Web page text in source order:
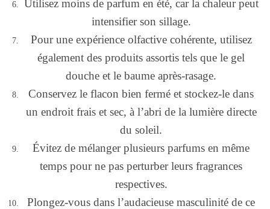
Utilisez moins de parfum en été, car la chaleur peut
intensifier son sillage.
Pour une expérience olfactive cohérente, utilisez
également des produits assortis tels que le gel
douche et le baume après-rasage.
Conservez le flacon bien fermé et stockez-le dans
un endroit frais et sec, à l’abri de la lumière directe
du soleil.
Évitez de mélanger plusieurs parfums en même
temps pour ne pas perturber leurs fragrances
respectives.
Plongez-vous dans l’audacieuse masculinité de ce